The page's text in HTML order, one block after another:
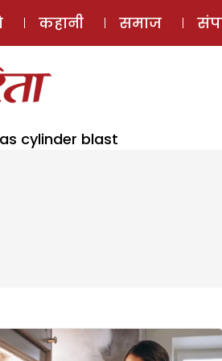
कहानी समाज
cylinder blast